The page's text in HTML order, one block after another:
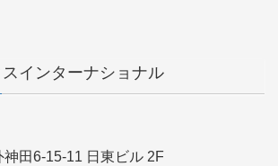
インターナショナル
田6-15-11 日東ビル 2F